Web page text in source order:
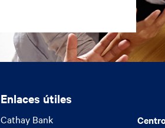
Enlaces útiles
Enlaces útiles
Cathay Bank